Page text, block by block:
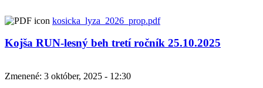
kosicka_lyza_2026_prop.pdf
Kojša RUN-lesný beh tretí ročník 25.10.2025
Zmenené: 3 október, 2025 - 12:30